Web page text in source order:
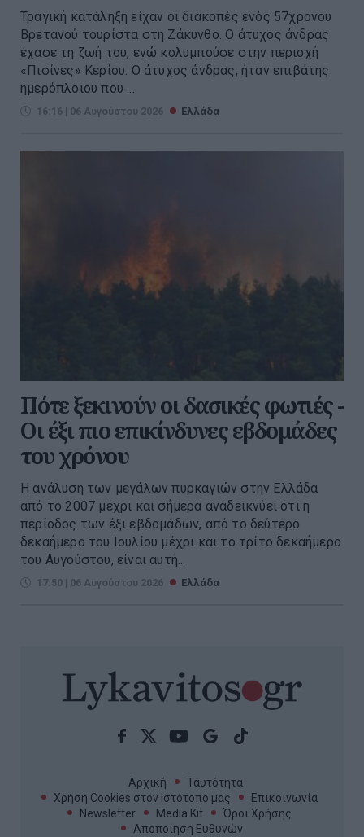
Τραγική κατάληξη είχαν οι διακοπές ενός 57χρονου
Βρετανού τουρίστα στη Ζάκυνθο. Ο άτυχος άνδρας
έχασε τη ζωή του, ενώ κολυμπούσε στην περιοχή
«Πισίνες» Κερίου. Ο άτυχος άνδρας, ήταν επιβάτης
ημερόπλοιου που ...
16:16 | 06 Αυγούστου 2026 Ελλάδα
Πότε ξεκινούν οι δασικές φωτιές -
Oι έξι πιο επικίνδυνες εβδομάδες
του χρόνου
Η ανάλυση των μεγάλων πυρκαγιών στην Ελλάδα
από το 2007 μέχρι και σήμερα αναδεικνύει ότι η
περίοδος των έξι εβδομάδων, από το δεύτερο
δεκαήμερο του Ιουλίου μέχρι και το τρίτο δεκαήμερο
του Αυγούστου, είναι αυτή...
17:50 | 06 Αυγούστου 2026 Ελλάδα
Αρχική
Ταυτότητα
Χρήση Cookies στον Ιστότοπο μας
Επικοινωνία
Newsletter
Media Kit
Όροι Χρήσης
Αποποίηση Ευθυνών